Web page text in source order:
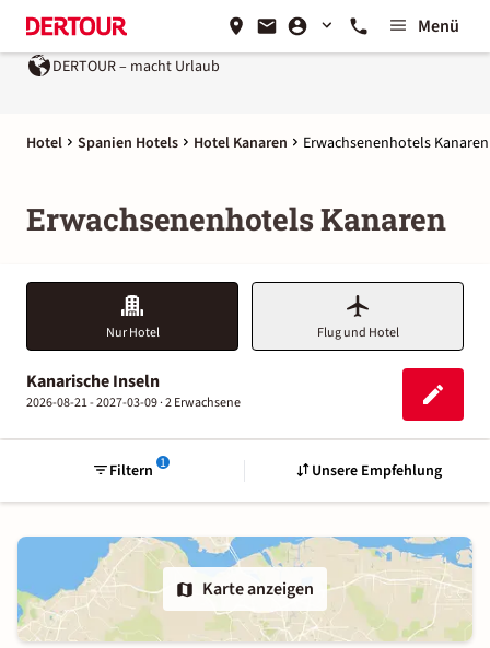
Menü
DERTOUR – macht Urlaub
Hotel Spanien Hotels Hotel Kanaren Erwachsenenhotels Kanaren
Erwachsenenhotels Kanaren
Nur Hotel Flug und Hotel
Kanarische Inseln
2026-08-21 - 2027-03-09 ·2 Erwachsene
1
Filtern Unsere Empfehlung
Karte anzeigen